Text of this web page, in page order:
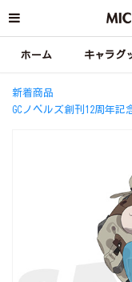
ホーム キャラグ
新着商品
GCノベルズ創刊12周年